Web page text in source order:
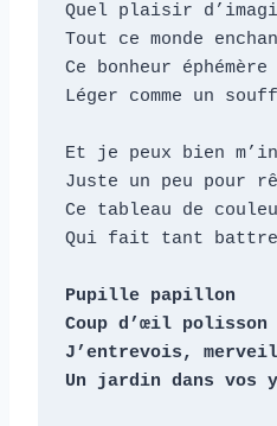
Quel plaisir
Tout ce monde
Ce bonheur éphémère
Léger comme un
Et je peux bien
Juste un peu pour
Ce tableau de
Qui fait tant battre
Pupille papillon
Coup d’œil polisson
J’entrevois,
Un jardin dans vos